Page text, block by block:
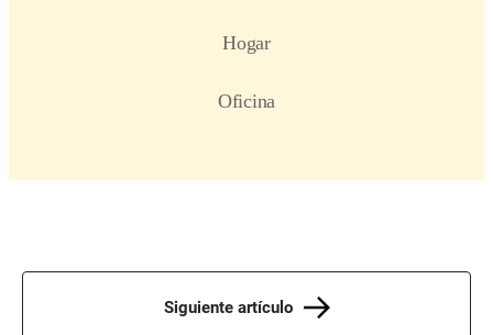
Siguiente artículo